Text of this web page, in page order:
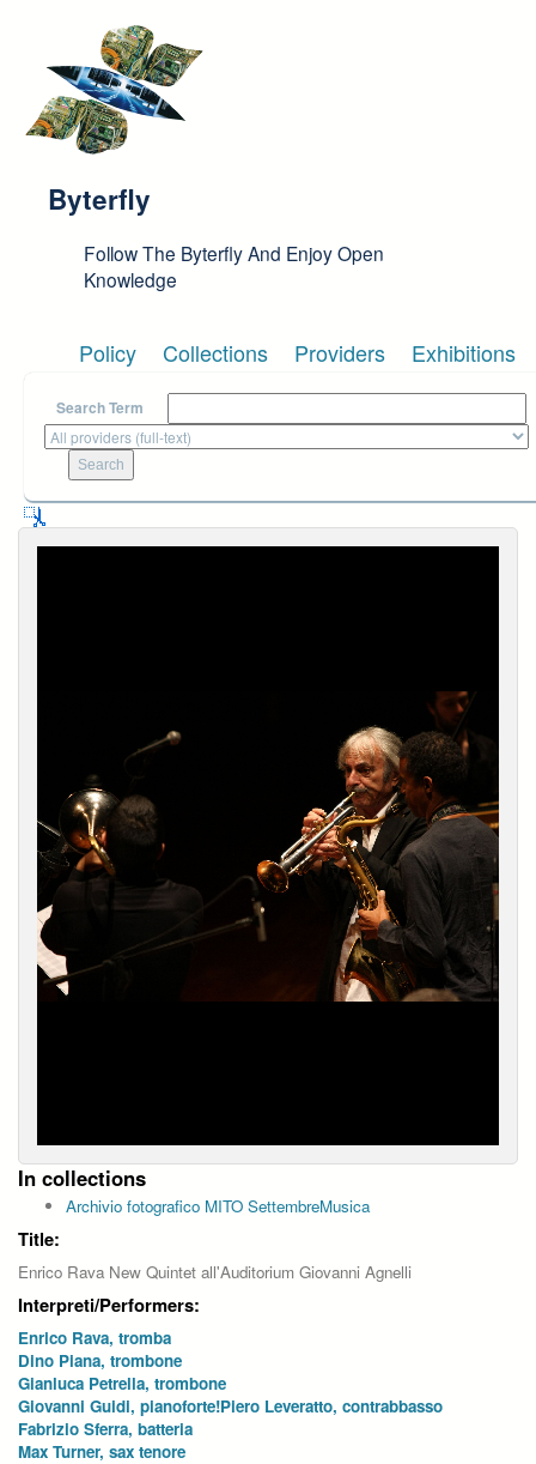
Byterfly
Follow The Byterfly And Enjoy Open
Knowledge
Policy Collections Providers Exhibitions
Search Term
In collections
Archivio fotografico MITO SettembreMusica
Title:
Enrico Rava New Quintet all'Auditorium Giovanni Agnelli
Interpreti/Performers:
Enrico Rava, tromba
Dino Piana, trombone
Gianluca Petrella, trombone
Giovanni Guidi, pianoforte!Piero Leveratto, contrabbasso
Fabrizio Sferra, batteria
Max Turner, sax tenore